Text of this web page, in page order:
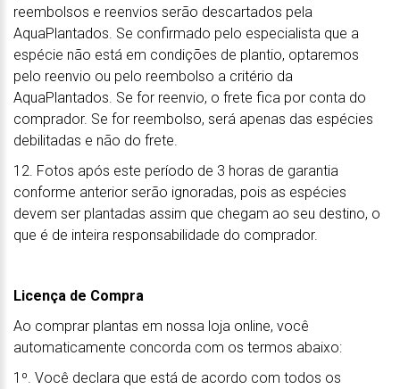
reembolsos e reenvios serão descartados pela
AquaPlantados. Se confirmado pelo especialista que a
espécie não está em condições de plantio, optaremos
pelo reenvio ou pelo reembolso a critério da
AquaPlantados. Se for reenvio, o frete fica por conta do
comprador. Se for reembolso, será apenas das espécies
debilitadas e não do frete.
12. Fotos após este período de 3 horas de garantia
conforme anterior serão ignoradas, pois as espécies
devem ser plantadas assim que chegam ao seu destino, o
que é de inteira responsabilidade do comprador.
Licença de Compra
Ao comprar plantas em nossa loja online, você
automaticamente concorda com os termos abaixo:
1º. Você declara que está de acordo com todos os